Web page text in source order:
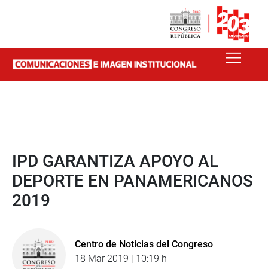
IPD GARANTIZA APOYO AL
DEPORTE EN PANAMERICANOS
2019
Centro de Noticias del Congreso
18 Mar 2019 | 10:19 h